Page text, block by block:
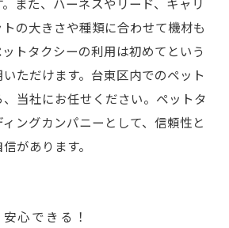
また、ハーネスやリード、キャリ
の大きさや種類に合わせて機材も
トタクシーの利用は初めてという
ただけます。台東区内でのペット
当社にお任せください。ペットタ
ングカンパニーとして、信頼性と
があります。
心できる！